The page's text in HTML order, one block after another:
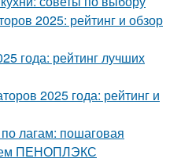
2025: рейтинг и обзор
года: рейтинг лучших
2025 года: рейтинг и
лагам: пошаговая
ПЕНОПЛЭКС